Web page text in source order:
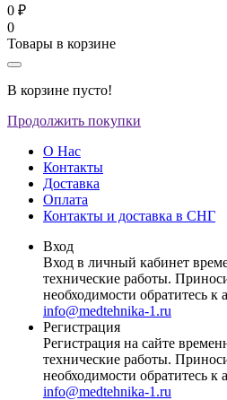
0 ₽
0
Товары в корзине
В корзине пусто!
Продолжить покупки
О Нас
Контакты
Доставка
Оплата
Контакты и доставка в СНГ
Вход
Вход в личный кабинет
технические работы.
необходимости обратитесь к
info@medtehnika-1.ru
Регистрация
Регистрация на сайте
технические работы.
необходимости обратитесь к
info@medtehnika-1.ru